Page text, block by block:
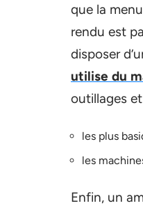
que la
rendu est
disposer
utilise du
outillages
les plus
les
Enfin, un